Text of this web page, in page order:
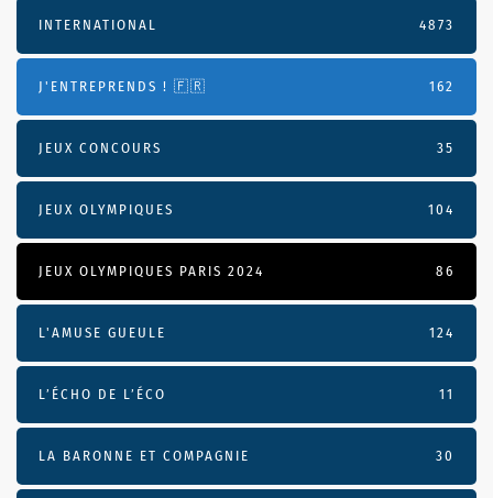
INTERNATIONAL 4873
J'ENTREPRENDS ! 🇫🇷 162
JEUX CONCOURS 35
JEUX OLYMPIQUES 104
JEUX OLYMPIQUES PARIS 2024 86
L'AMUSE GUEULE 124
L’ÉCHO DE L’ÉCO 11
LA BARONNE ET COMPAGNIE 30